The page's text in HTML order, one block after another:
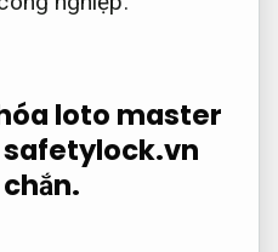
loto master
safetylock.vn